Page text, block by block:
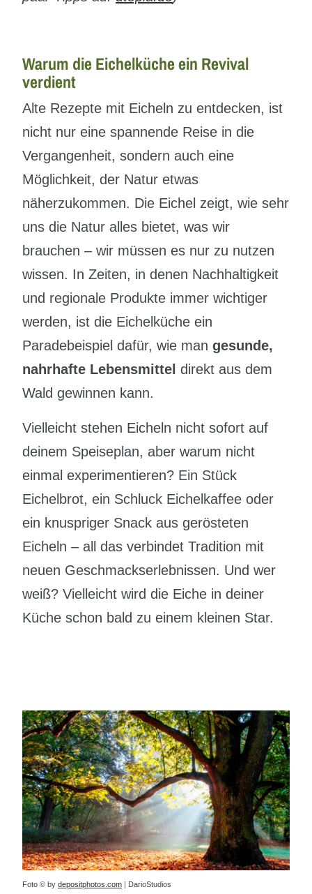
Warum die Eichelküche ein Revival
verdient
Alte Rezepte mit Eicheln zu entdecken, ist
nicht nur eine spannende Reise in die
Vergangenheit, sondern auch eine
Möglichkeit, der Natur etwas
näherzukommen. Die Eichel zeigt, wie sehr
uns die Natur alles bietet, was wir
brauchen – wir müssen es nur zu nutzen
wissen. In Zeiten, in denen Nachhaltigkeit
und regionale Produkte immer wichtiger
werden, ist die Eichelküche ein
Paradebeispiel dafür, wie man gesunde,
nahrhafte Lebensmittel direkt aus dem
Wald gewinnen kann.
Vielleicht stehen Eicheln nicht sofort auf
deinem Speiseplan, aber warum nicht
einmal experimentieren? Ein Stück
Eichelbrot, ein Schluck Eichelkaffee oder
ein knuspriger Snack aus gerösteten
Eicheln – all das verbindet Tradition mit
neuen Geschmackserlebnissen. Und wer
weiß? Vielleicht wird die Eiche in deiner
Küche schon bald zu einem kleinen Star.
Foto © by depositphotos.com | DarioStudios